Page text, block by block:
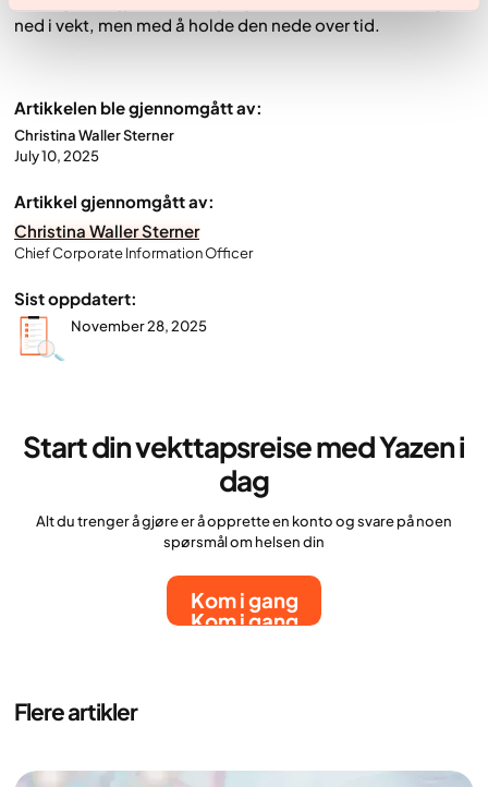
ned i vekt, men med å holde den nede over tid.
Artikkelen ble gjennomgått av:
Christina Waller Sterner
July 10, 2025
Artikkel gjennomgått av:
Christina Waller Sterner
Chief Corporate Information Officer
Sist oppdatert:
November 28, 2025
Start din vekttapsreise med Yazen i
dag
Alt du trenger å gjøre er å opprette en konto og svare på noen
spørsmål om helsen din
Kom i gang
Kom i gang
Flere artikler